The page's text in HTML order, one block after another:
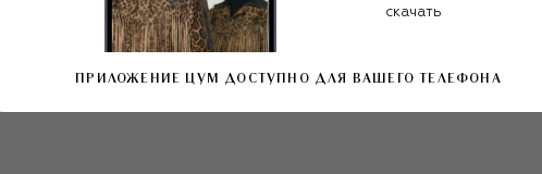
скачать
ПРИЛОЖЕНИЕ ЦУМ ДОСТУПНО ДЛЯ ВАШЕГО ТЕЛЕФОНА